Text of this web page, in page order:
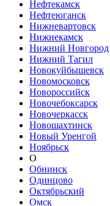
Нефтекамск
Нефтеюганск
Нижневартовск
Нижнекамск
Нижний Новгород
Нижний Тагил
Новокуйбышевск
Новомосковск
Новороссийск
Новочебоксарск
Новочеркасск
Новошахтинск
Новый Уренгой
Ноябрьск
О
Обнинск
Одинцово
Октябрьский
Омск